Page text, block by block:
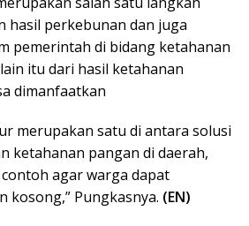
hasil perkebunan dan juga
pemerintah di bidang ketahanan
itu dari hasil ketahanan
dimanfaatkan
merupakan satu di antara solusi
ketahanan pangan di daerah,
agar warga dapat
kosong,” Pungkasnya. (EN)